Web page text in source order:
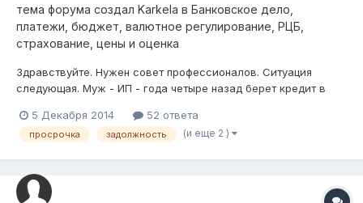
тема форума создал Karkela в Банковское дело,
платежи, бюджет, валютное регулирование, РЦБ,
страхование, цены и оценка
Здравствуйте. Нужен совет профессионалов. Ситуация
следующая. Муж - ИП - года четыре назад берет кредит в
Залог - дом, в котором живут муж, жена и 2
несовершеннолетних детей. Кредит благополучно гасится по
5 Декабря 2014 52 ответа
просрочка задолжность (и еще 2 )